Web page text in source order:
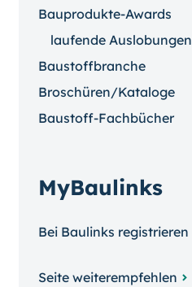
Bauprodukte-Awards
laufende Auslobungen
Baustoffbranche
Broschüren/Kataloge
Baustoff-Fachbücher
MyBaulinks
Bei Baulinks registrieren
Seite weiterempfehlen